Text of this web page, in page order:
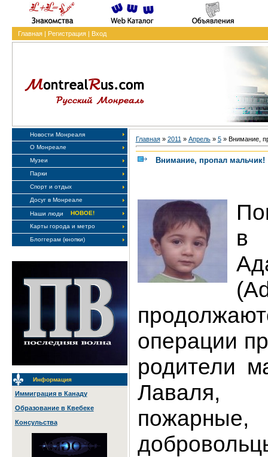
Главная| Регистрация| Вход
Новости Монреаля
О Монреале
Музеи
Парки
Спорт и отдых
Досуг в Монреале
Наши люди
НОВОЕ!
Карты города и метро
Блоггерам (кнопки)
Информация
Иммиграция в Канаду
Образование в Квебеке
Консульства
Главная» 2011 » Апрель » 5» Внимание,
Внимание, пропал мальчик!
в
операции
родители